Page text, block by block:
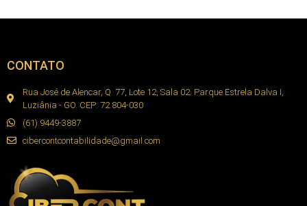
CONTATO
Rua José de Alencar, Q. 77, Lote 12, Sala 02. Parque Estrela Dalva I,
Luziânia - GO. CEP: 72.804-030
(61) 9449-3887
cibercontcontabilidade@gmail.com